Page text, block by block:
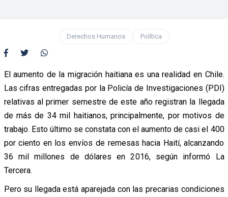
Derechos Humanos Política
El aumento de la migración haitiana es una realidad en Chile.
Las cifras entregadas por la Policía de Investigaciones (PDI)
relativas al primer semestre de este año registran la llegada
de más de 34 mil haitianos, principalmente, por motivos de
trabajo. Esto último se constata con el aumento de casi el 400
por ciento en los envíos de remesas hacia Haití, alcanzando
36 mil millones de dólares en 2016, según informó La
Tercera.
Pero su llegada está aparejada con las precarias condiciones